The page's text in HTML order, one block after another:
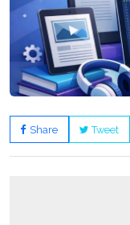
Share Tweet